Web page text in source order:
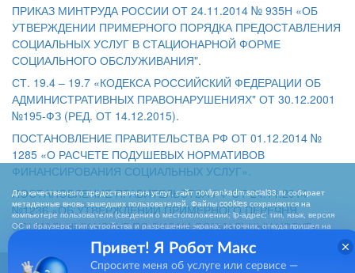
ПРИКАЗ МИНТРУДА РОССИИ ОТ 24.11.2014 № 935Н «ОБ
УТВЕРЖДЕНИИ ПРИМЕРНОГО ПОРЯДКА ПРЕДОСТАВЛЕНИЯ
СОЦИАЛЬНЫХ УСЛУГ В СТАЦИОНАРНОЙ ФОРМЕ
СОЦИАЛЬНОГО ОБСЛУЖИВАНИЯ".
СТ. 19.4 – 19.7 «КОДЕКСА РОССИЙСКИЙ ФЕДЕРАЦИИ ОБ
АДМИНИСТРАТИВНЫХ ПРАВОНАРУШЕНИЯХ" ОТ 30.12.2001
№195-ФЗ (РЕД. ОТ 14.12.2015).
ПОСТАНОВЛЕНИЕ ПРАВИТЕЛЬСТВА РФ ОТ 01.12.2014 №
1285 «О РАСЧЕТЕ ПОДУШЕВЫХ НОРМАТИВОВ
ФИНАНСИРОВАНИЯ СОЦИАЛЬНЫХ УСЛУГ».
ПОСТАНОВЛЕНИЕ ПРАВИТЕЛЬСТВА РФ ОТ 24.11.2014
№1236 «ОБ УТВЕРЖДЕНИИ ПРИМЕРНОГО ПЕРЕЧНЯ
СОЦИАЛЬНЫХ УСЛУГ ПО ВИДАМ СОЦИАЛЬНЫХ УСЛУГ».
Для качественного предоставления услуг, сайт novlyankadm.social33.ru собирает
метаданные вновь зашедших пользователей. Файлы cookies сохраняются на
компьютере пользователя (сведения о местоположении; ip-адрес; тип, язык, версия
ОС и браузера; тип устройства и разрешение экрана; источник, откуда пришел на
сайт пользователь; какие страницы открывает). Собранная информация
используется для обработки статистических данных использования сайта
посредством интернет-сервисов LiveInternet, Яндекс.Метрика, Hotlog). Нажимая
кнопку «СОГЛАСЕН», Вы подтверждаете то, что Вы проинформированы о сборе
Привет! Я Робот Макс
Спросите меня об услуге или сервисе —